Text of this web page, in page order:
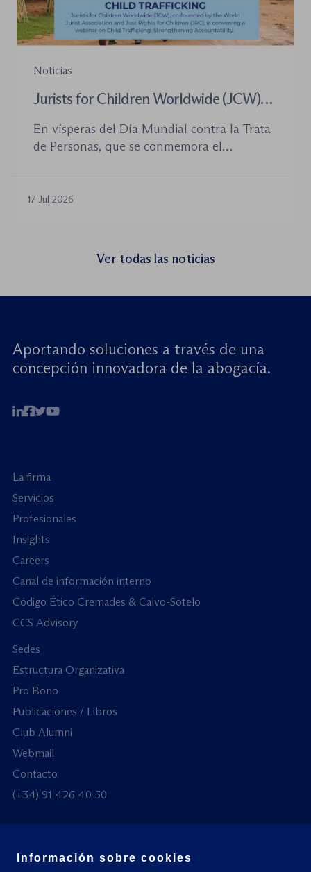
Noticias
Jurists for Children Worldwide (JCW)
para combatir la trata de menores y
defender el Estado de Derecho
En vísperas del Día Mundial contra la Trata
de Personas, que se conmemora el
la World Jurist Association (WJA) y Just
seminario web internacional «Trata de
menores: reforzando la rendición de
17 Jul 2026
Ver todas las noticias
Aportando soluciones a través de una
concepción innovadora de la abogacía.
La firma
Servicios
Profesionales
Insights
Careers
Canal de información interno
Código Ético Cremades & Calvo-Sotelo
CCS Advisory
Sedes
Estructura Organizativa
Pro Bono
Publicaciones / Libros
Club Alumni
Webmail
Contacto
(+34) 91 426 40 50
© Todos los derechos reservados
Información sobre cookies